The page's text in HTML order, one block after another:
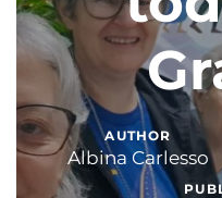
AUTHOR
Albina Carlesso